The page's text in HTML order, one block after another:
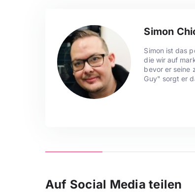
Simon
Simon ist das
die wir auf
bevor er seine
Guy" sorgt er
Auf Social Media teilen